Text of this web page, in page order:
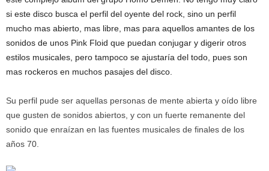
si este disco busca el perfil del oyente del rock, sino un perfil
mucho mas abierto, mas libre, mas para aquellos amantes de los
sonidos de unos Pink Floid que puedan conjugar y digerir otros
estilos musicales, pero tampoco se ajustaría del todo, pues son
mas rockeros en muchos pasajes del disco.
Su perfil pude ser aquellas personas de mente abierta y oído libre
que gusten de sonidos abiertos, y con un fuerte remanente del
sonido que enraízan en las fuentes musicales de finales de los
años 70.